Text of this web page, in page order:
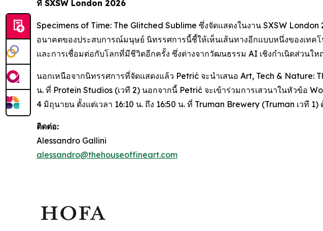
ที่ SXSW London 2026
Specimens of Time: The Glitched Sublime ซึ่งจัดแสดงในงาน SXSW
อนาคตของประสบการณ์มนุษย์ นิทรรศการนี้ชี้ให้เห็นเส้นทางอีกแบบหนึ่งของเทค
และการเชื่อมต่อกับโลกที่มีชีวิตอีกครั้ง ซึ่งต่างจากวัฒนธรรม AI เชิงกำเนิดส่วนใ
นอกเหนือจากนิทรรศการที่จัดแสดงแล้ว Petrić จะนำเสนอ Art, Tech & Nature:
น. ที่ Protein Studios (เวที 2) นอกจากนี้ Petrić จะเข้าร่วมการเสวนาในหัวข้อ
4 มิถุนายน ตั้งแต่เวลา 16:10 น. ถึง 16:50 น. ที่ Truman Brewery (Truman เวที 1)
ติดต่อ:
Alessandro Gallini
alessandro@thehouseoffineart.com